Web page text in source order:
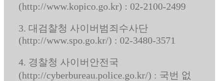
(http://www.kopico.go.kr) : 02-2100-2499
3. 대검찰청 사이버범죄수사단
(http://www.spo.go.kr/) : 02-3480-3571
4. 경찰청 사이버안전국
(http://cyberbureau.police.go.kr/) : 국번 없